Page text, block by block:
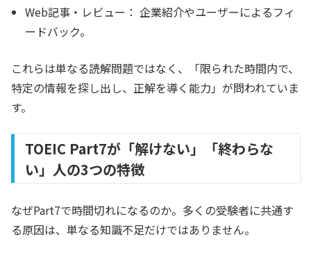
Web記事・レビュー： 企業紹介やユーザーによるフィ
ードバック。
これらは単なる読解問題ではなく、「限られた時間内で、
特定の情報を探し出し、正解を導く能力」が問われていま
す。
TOEIC Part7が「解けない」「終わらな
い」人の3つの特徴
なぜPart7で時間切れになるのか。多くの受験者に共通す
る原因は、単なる知識不足だけではありません。